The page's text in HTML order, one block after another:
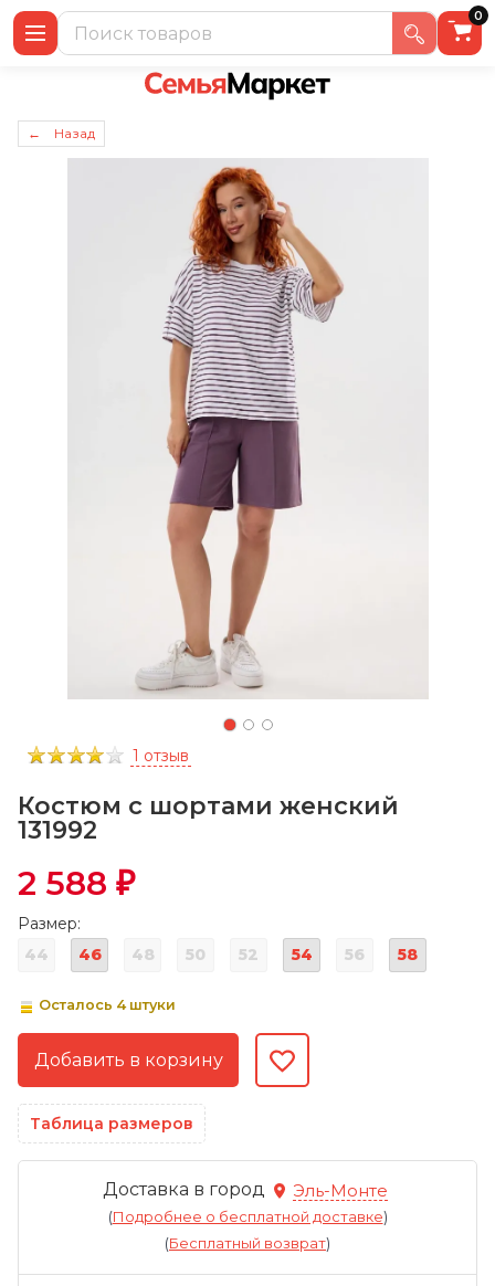
0
← Назад
1 отзыв
Костюм с шортами женский
131992
2 588 ₽
Размер:
44
46 48 50 52 54 56 58
Осталось 4 штуки
Таблица размеров
Доставка в город Эль-Монте
(Подробнее о бесплатной доставке)
(Бесплатный возврат)